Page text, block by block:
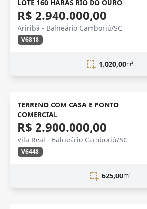
LOTE 160 HARAS RIO DO OURO
R$ 2.940.000,00
Ariribá - Balneário Camboriú/SC
V6818
1.020,00m²
TERRENO COM CASA E PONTO
COMERCIAL
R$ 2.900.000,00
Vila Real - Balneário Camboriú/SC
V6448
625,00m²